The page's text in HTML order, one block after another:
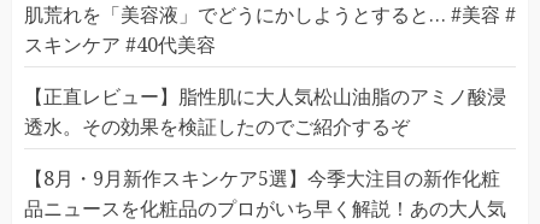
肌荒れを「美容液」でどうにかしようとすると… #美容 #
スキンケア #40代美容
【正直レビュー】脂性肌に大人気松山油脂のアミノ酸浸
透水。その効果を検証したのでご紹介するぞ
【8月・9月新作スキンケア5選】今季大注目の新作化粧
品ニュースを化粧品のプロがいち早く解説！あの大人気